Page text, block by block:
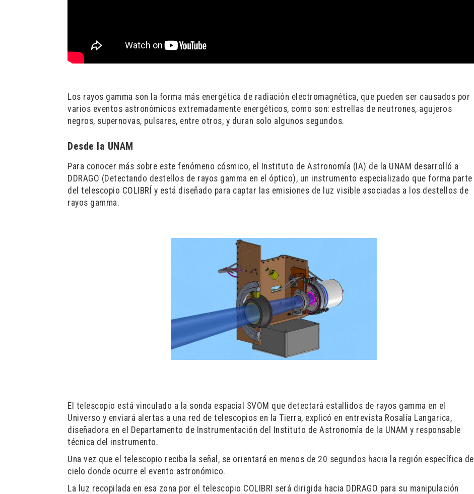
Los rayos gamma son la forma más energética de radiación electromagnética, que pueden ser causados por
varios eventos astronómicos extremadamente energéticos, como son: estrellas de neutrones, agujeros
negros, supernovas, pulsares, entre otros, y duran solo algunos segundos.
Desde la UNAM
Para conocer más sobre este fenómeno cósmico, el Instituto de Astronomía (IA) de la UNAM desarrolló a
DDRAGO (Detectando destellos de rayos gamma en el óptico), un instrumento especializado que forma parte
del telescopio COLIBRÍ y está diseñado para captar las emisiones de luz visible asociadas a los destellos de
rayos gamma.
El telescopio está vinculado a la sonda espacial SVOM que detectará estallidos de rayos gamma en el
Universo y enviará alertas a una red de telescopios en la Tierra, explicó en entrevista Rosalía Langarica,
diseñadora en el Departamento de Instrumentación del Instituto de Astronomía de la UNAM y responsable
técnica del instrumento.
Una vez que el telescopio reciba la señal, se orientará en menos de 20 segundos hacia la región específica del
cielo donde ocurre el evento astronómico.
La luz recopilada en esa zona por el telescopio COLIBRI será dirigida hacia DDRAGO para su manipulación